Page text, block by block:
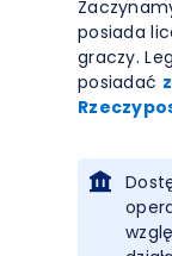
posiada
graczy.
posiadać